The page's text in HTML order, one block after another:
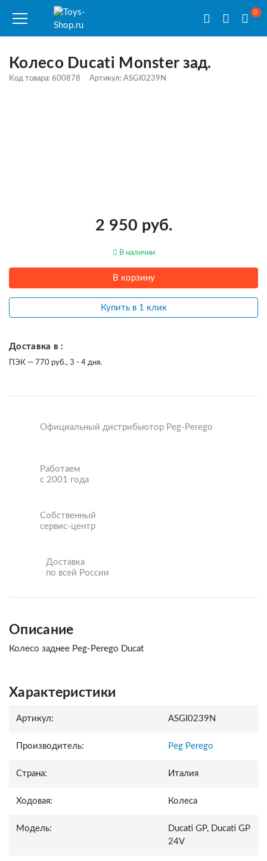
0
Колесо Ducati Monster зад.
Код товара: 600878 Артикул: ASGI0239N
2 950 руб.
В наличии
В корзину
Купить в 1 клик
Доставка в :
ПЭК — 770 руб., 3 - 4 дня.
Официальный дистрибьютор Peg-Perego
Работаем
с 2001 года
Собственный
сервис-центр
Доставка
по всей России
Описание
Колесо заднее Peg-Perego Ducat
Характеристики
Артикул: ASGI0239N
Производитель: Peg Perego
Страна: Италия
Ходовая: Колеса
Модель:
Ducati GP, Ducati GP
24V